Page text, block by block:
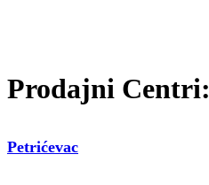
Prodajni Centri:
Petrićevac